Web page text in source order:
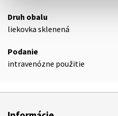
Druh obalu
liekovka sklenená
Podanie
intravenózne použitie